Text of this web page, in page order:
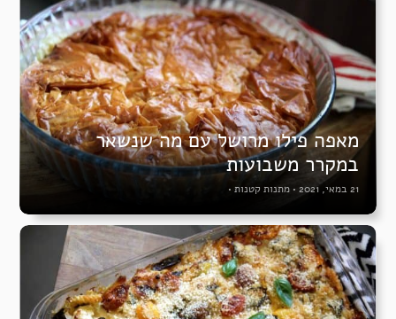
מאפה פילו מרושל עם מה שנשאר
במקרר משבועות
21 במאי, 2021 • מתנות קטנות •